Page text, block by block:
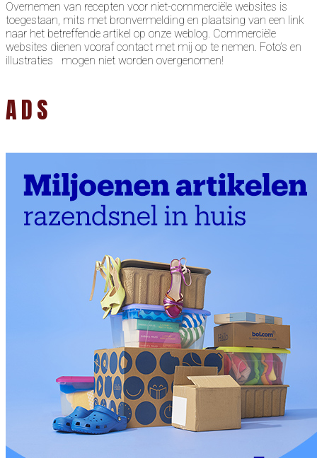
Overnemen van recepten voor niet-commerciële websites is
toegestaan, mits met bronvermelding en plaatsing van een link
naar het betreffende artikel op onze weblog. Commerciële
websites dienen vooraf contact met mij op te nemen. Foto’s en
illustraties mogen niet worden overgenomen!
ADS